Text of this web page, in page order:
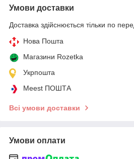
Умови доставки
Доставка здійснюється тільки по
Нова Пошта
Магазини Rozetka
Укрпошта
Meest ПОШТА
Всі умови доставки
Умови оплати